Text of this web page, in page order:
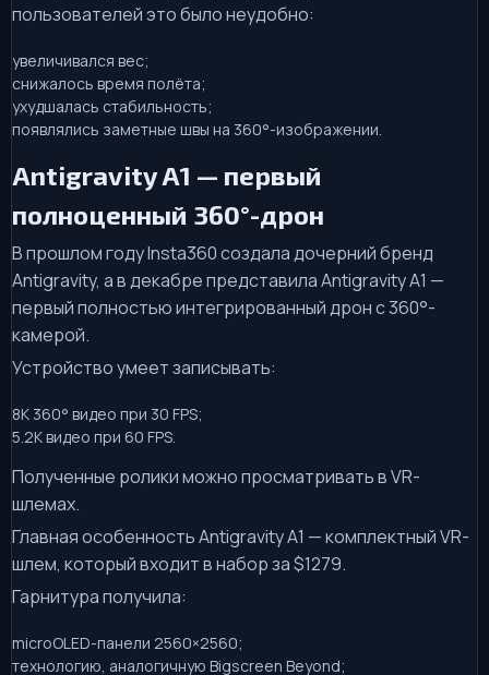
пользователей это было неудобно:
увеличивался вес;
снижалось время полёта;
ухудшалась стабильность;
появлялись заметные швы на 360°-изображении.
Antigravity A1 — первый
полноценный 360°-дрон
В прошлом году Insta360 создала дочерний бренд
Antigravity, а в декабре представила Antigravity A1 —
первый полностью интегрированный дрон с 360°-
камерой.
Устройство умеет записывать:
8K 360° видео при 30 FPS;
5.2K видео при 60 FPS.
Полученные ролики можно просматривать в VR-
шлемах.
Главная особенность Antigravity A1 — комплектный VR-
шлем, который входит в набор за $1279.
Гарнитура получила:
microOLED-панели 2560×2560;
технологию, аналогичную Bigscreen Beyond;